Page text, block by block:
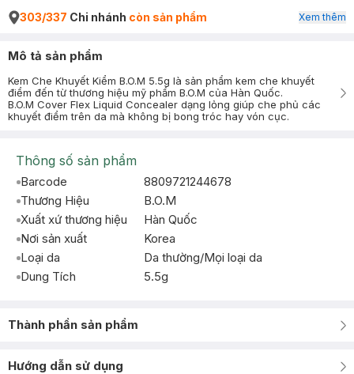
303/337 Chi nhánh còn sản phẩm Xem thêm
Mô tả sản phẩm
Kem Che Khuyết Kiểm B.O.M 5.5g là sản phẩm kem che khuyết
điểm đến từ thương hiệu mỹ phẩm B.O.M của Hàn Quốc.
B.O.M Cover Flex Liquid Concealer dạng lỏng giúp che phủ các
khuyết điểm trên da mà không bị bong tróc hay vón cục.
Thông số sản phẩm
Barcode
8809721244678
Thương Hiệu
B.O.M
Xuất xứ thương hiệu
Hàn Quốc
Nơi sản xuất
Korea
Loại da
Da thường/Mọi loại da
Dung Tích
5.5g
Thành phần sản phẩm
Hướng dẫn sử dụng